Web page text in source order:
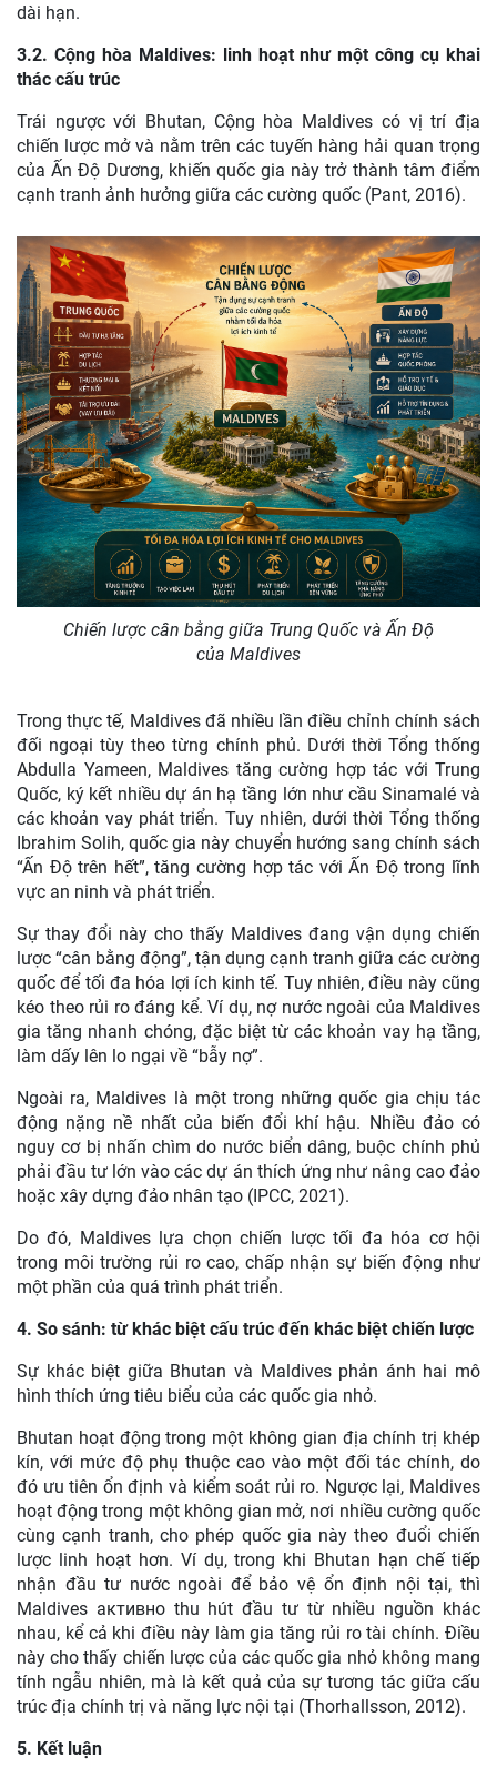
dài hạn.
3.2. Cộng hòa Maldives: linh hoạt như một công cụ khai
thác cấu trúc
Trái ngược với Bhutan, Cộng hòa Maldives có vị trí địa
chiến lược mở và nằm trên các tuyến hàng hải quan trọng
của Ấn Độ Dương, khiến quốc gia này trở thành tâm điểm
cạnh tranh ảnh hưởng giữa các cường quốc (Pant, 2016).
Chiến lược cân bằng giữa Trung Quốc và Ấn Độ
của Maldives
Trong thực tế, Maldives đã nhiều lần điều chỉnh chính sách
đối ngoại tùy theo từng chính phủ. Dưới thời Tổng thống
Abdulla Yameen, Maldives tăng cường hợp tác với Trung
Quốc, ký kết nhiều dự án hạ tầng lớn như cầu Sinamalé và
các khoản vay phát triển. Tuy nhiên, dưới thời Tổng thống
Ibrahim Solih, quốc gia này chuyển hướng sang chính sách
“Ấn Độ trên hết”, tăng cường hợp tác với Ấn Độ trong lĩnh
vực an ninh và phát triển.
Sự thay đổi này cho thấy Maldives đang vận dụng chiến
lược “cân bằng động”, tận dụng cạnh tranh giữa các cường
quốc để tối đa hóa lợi ích kinh tế. Tuy nhiên, điều này cũng
kéo theo rủi ro đáng kể. Ví dụ, nợ nước ngoài của Maldives
gia tăng nhanh chóng, đặc biệt từ các khoản vay hạ tầng,
làm dấy lên lo ngại về “bẫy nợ”.
Ngoài ra, Maldives là một trong những quốc gia chịu tác
động nặng nề nhất của biến đổi khí hậu. Nhiều đảo có
nguy cơ bị nhấn chìm do nước biển dâng, buộc chính phủ
phải đầu tư lớn vào các dự án thích ứng như nâng cao đảo
hoặc xây dựng đảo nhân tạo (IPCC, 2021).
Do đó, Maldives lựa chọn chiến lược tối đa hóa cơ hội
trong môi trường rủi ro cao, chấp nhận sự biến động như
một phần của quá trình phát triển.
4. So sánh: từ khác biệt cấu trúc đến khác biệt chiến lược
Sự khác biệt giữa Bhutan và Maldives phản ánh hai mô
hình thích ứng tiêu biểu của các quốc gia nhỏ.
Bhutan hoạt động trong một không gian địa chính trị khép
kín, với mức độ phụ thuộc cao vào một đối tác chính, do
đó ưu tiên ổn định và kiểm soát rủi ro. Ngược lại, Maldives
hoạt động trong một không gian mở, nơi nhiều cường quốc
cùng cạnh tranh, cho phép quốc gia này theo đuổi chiến
lược linh hoạt hơn. Ví dụ, trong khi Bhutan hạn chế tiếp
nhận đầu tư nước ngoài để bảo vệ ổn định nội tại, thì
Maldives активно thu hút đầu tư từ nhiều nguồn khác
nhau, kể cả khi điều này làm gia tăng rủi ro tài chính. Điều
này cho thấy chiến lược của các quốc gia nhỏ không mang
tính ngẫu nhiên, mà là kết quả của sự tương tác giữa cấu
trúc địa chính trị và năng lực nội tại (Thorhallsson, 2012).
5. Kết luận